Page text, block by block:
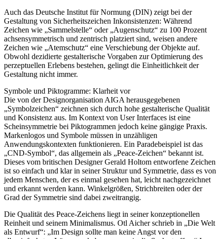
Auch das Deutsche Institut für Normung (DIN) zeigt bei der
Gestaltung von Sicherheitszeichen Inkonsistenzen: Während
Zeichen wie „Sammelstelle“ oder „Augenschutz“ zu 100 Prozent
achsensymmetrisch und zentrisch platziert sind, weisen andere
Zeichen wie „Atemschutz“ eine Verschiebung der Objekte auf.
Obwohl dezidierte gestalterische Vorgaben zur Optimierung des
perzeptuellen Erlebens bestehen, gelingt die Einheitlichkeit der
Gestaltung nicht immer.
Symbole und Piktogramme: Klarheit vor
Die von der Designorganisation AIGA herausgegebenen
„Symbolzeichen“ zeichnen sich durch hohe gestalterische Qualität
und Konsistenz aus. Im Kontext von User Interfaces ist eine
Scheinsymmetrie bei Piktogrammen jedoch keine gängige Praxis.
Markenlogos und Symbole müssen in unzähligen
Anwendungskontexten funktionieren. Ein Paradebeispiel ist das
„CND-Symbol“, das allgemein als „Peace-Zeichen“ bekannt ist.
Dieses vom britischen Designer Gerald Holtom entworfene Zeichen
ist so einfach und klar in seiner Struktur und Symmetrie, dass es von
jedem Menschen, der es einmal gesehen hat, leicht nachgezeichnet
und erkannt werden kann. Winkelgrößen, Strichbreiten oder der
Grad der Symmetrie sind dabei zweitrangig.
Die Qualität des Peace-Zeichens liegt in seiner konzeptionellen
Reinheit und seinem Minimalismus. Otl Aicher schrieb in „Die Welt
als Entwurf“: „Im Design sollte man keine Angst vor den